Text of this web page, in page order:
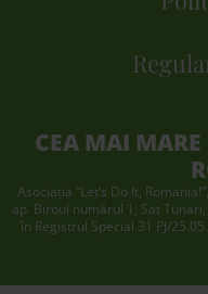
CEA MAI
Asociaţia “Let’s Do It,
ap. Biroul numărul 1, Sat
în Registrul Special 31 PJ/